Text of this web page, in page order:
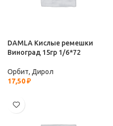
DAMLA Кислые ремешки
Виноград 15гр 1/6*72
Орбит, Дирол
17,50₽